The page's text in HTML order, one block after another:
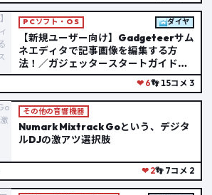
PCソフト・OS ダイヤ
【新規ユーザー向け】Gadgeteerサム
ネエディタで記事画像を編集する方
法！／ガジェッタースタートガイド
#Gadgeteer #始め方 #ガジェット
Gadgeteer スタートガイド #2
❤ 6👣 15コメ 3
その他の音響機器
Numark Mixtrack Goという、デジタ
ルDJの激アツ選択肢
❤ 2👣 7コメ 2